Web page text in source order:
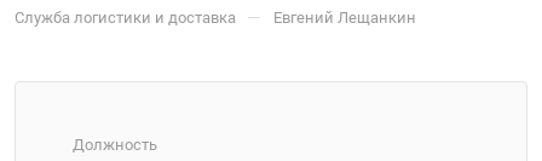
Служба логистики и доставка — Евгений Лещанкин
Должность